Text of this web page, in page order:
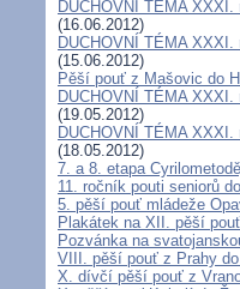
DUCHOVNÍ TÉMA
(16.06.2012)
DUCHOVNÍ TÉMA
(15.06.2012)
Pěší pouť z Mašovic do
DUCHOVNÍ TÉMA
(19.05.2012)
DUCHOVNÍ TÉMA
(18.05.2012)
7. a 8. etapa
11. ročník pouti seniorů
5. pěší pouť mládeže
Plakátek na XII. pěší
Pozvánka na
VIII. pěší pouť z Prahy
X. dívčí pěší pouť z